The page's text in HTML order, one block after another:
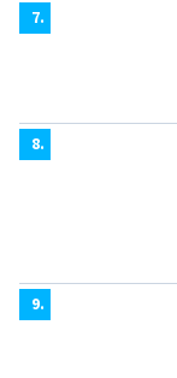
7.
8.
9.